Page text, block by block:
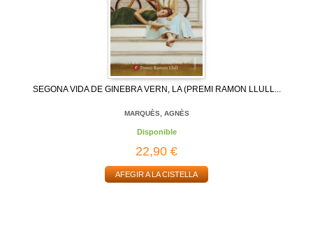
SEGONA VIDA DE GINEBRA VERN, LA (PREMI RAMON LLULL...
MARQUÈS, AGNÈS
Disponible
22,90 €
AFEGIR A LA CISTELLA